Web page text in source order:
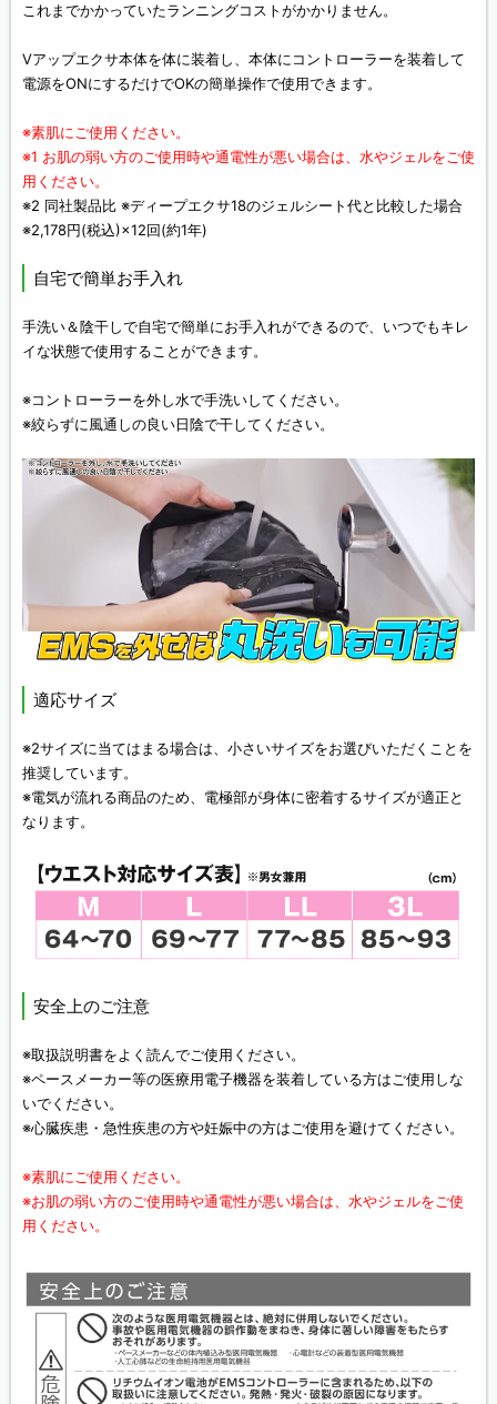
これまでかかっていたランニングコストがかかりません。
Vアップエクサ本体を体に装着し、本体にコントローラーを装着して
電源をONにするだけでOKの簡単操作で使用できます。
※素肌にご使用ください。
※1 お肌の弱い方のご使用時や通電性が悪い場合は、水やジェルをご使
用ください。
※2 同社製品比 ※ディープエクサ18のジェルシート代と比較した場合
※2,178円(税込)×12回(約1年)
自宅で簡単お手入れ
手洗い＆陰干しで自宅で簡単にお手入れができるので、いつでもキレ
イな状態で使用することができます。
※コントローラーを外し水で手洗いしてください。
※絞らずに風通しの良い日陰で干してください。
適応サイズ
※2サイズに当てはまる場合は、小さいサイズをお選びいただくことを
推奨しています。
※電気が流れる商品のため、電極部が身体に密着するサイズが適正と
なります。
安全上のご注意
※取扱説明書をよく読んでご使用ください。
※ペースメーカー等の医療用電子機器を装着している方はご使用しな
いでください。
※心臓疾患・急性疾患の方や妊娠中の方はご使用を避けてください。
※素肌にご使用ください。
※お肌の弱い方のご使用時や通電性が悪い場合は、水やジェルをご使
用ください。